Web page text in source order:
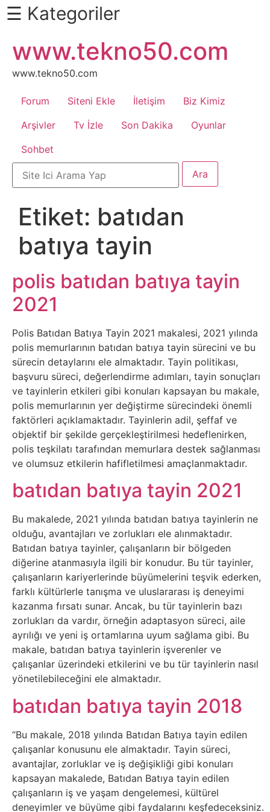
Daha
Fazlası
İçin
Kaydır
Android
Apk
Arabalar
Bankacılık
İşlemleri
Belgesel
Bilgi
Bilgisayar
Bilim
Bitcoin
Bitkiler
Çizgi
Film
Diğer
Sosyal
Medyalar
Din
Dokümanlar
Domain
Download
E-
Devlet
Eğitim
☰ Kategoriler
atla
www.tekno50.com
www.tekno50.com
Forum Siteni Ekle İletişim
Biz Kimiz
Arşivler
Tv İzle Son Dakika
Oyunlar
Sohbet
Etiket: batıdan
batıya tayin
polis batıdan batıya tayin
2021
Polis Batıdan Batıya Tayin 2021 makalesi, 2021 yılında
polis memurlarının batıdan batıya tayin sürecini ve bu
sürecin detaylarını ele almaktadır. Tayin politikası,
başvuru süreci, değerlendirme adımları, tayin sonuçları
ve tayinlerin etkileri gibi konuları kapsayan bu makale,
polis memurlarının yer değiştirme sürecindeki önemli
faktörleri açıklamaktadır. Tayinlerin adil, şeffaf ve
objektif bir şekilde gerçekleştirilmesi hedeflenirken,
polis teşkilatı tarafından memurlara destek sağlanması
ve olumsuz etkilerin hafifletilmesi amaçlanmaktadır.
batıdan batıya tayin 2021
Bu makalede, 2021 yılında batıdan batıya tayinlerin ne
olduğu, avantajları ve zorlukları ele alınmaktadır.
Batıdan batıya tayinler, çalışanların bir bölgeden
diğerine atanmasıyla ilgili bir konudur. Bu tür tayinler,
çalışanların kariyerlerinde büyümelerini teşvik ederken,
farklı kültürlerle tanışma ve uluslararası iş deneyimi
kazanma fırsatı sunar. Ancak, bu tür tayinlerin bazı
zorlukları da vardır, örneğin adaptasyon süreci, aile
ayrılığı ve yeni iş ortamlarına uyum sağlama gibi. Bu
makale, batıdan batıya tayinlerin işverenler ve
çalışanlar üzerindeki etkilerini ve bu tür tayinlerin nasıl
yönetilebileceğini ele almaktadır.
batıdan batıya tayin 2018
“Bu makale, 2018 yılında Batıdan Batıya tayin edilen
çalışanlar konusunu ele almaktadır. Tayin süreci,
avantajlar, zorluklar ve iş değişikliği gibi konuları
kapsayan makalede, Batıdan Batıya tayin edilen
çalışanların iş ve yaşam dengelemesi, kültürel
deneyimler ve büyüme gibi faydalarını keşfedeceksiniz.